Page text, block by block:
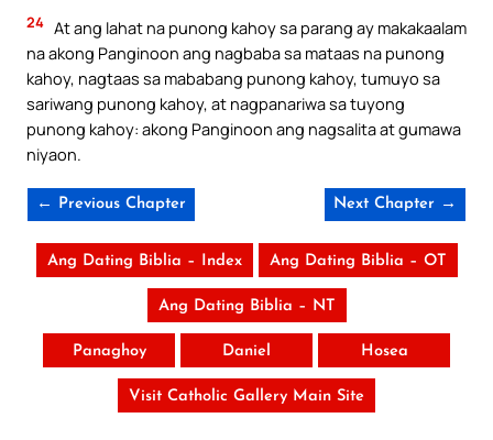
24 At ang lahat na punong kahoy sa parang ay makakaalam
na akong Panginoon ang nagbaba sa mataas na punong
kahoy, nagtaas sa mababang punong kahoy, tumuyo sa
sariwang punong kahoy, at nagpanariwa sa tuyong
punong kahoy: akong Panginoon ang nagsalita at gumawa
niyaon.
← Previous Chapter Next Chapter →
Ang Dating Biblia – Index Ang Dating Biblia – OT
Ang Dating Biblia – NT
Panaghoy Daniel Hosea
Visit Catholic Gallery Main Site